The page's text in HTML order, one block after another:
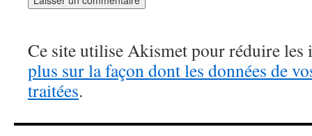
Ce site utilise Akismet pour réduire les
plus sur la façon dont les données de
traitées.